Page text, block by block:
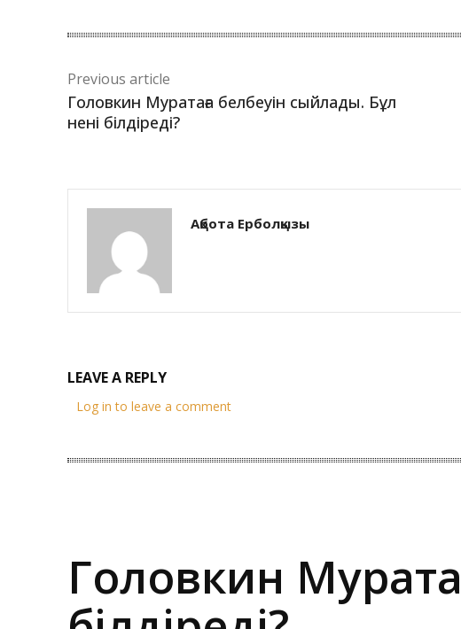
Previous article
Головкин Муратаға белбеуін сыйлады. Бұл
нені білдіреді?
Ақбота Ерболқызы
LEAVE A REPLY
Log in to leave a comment